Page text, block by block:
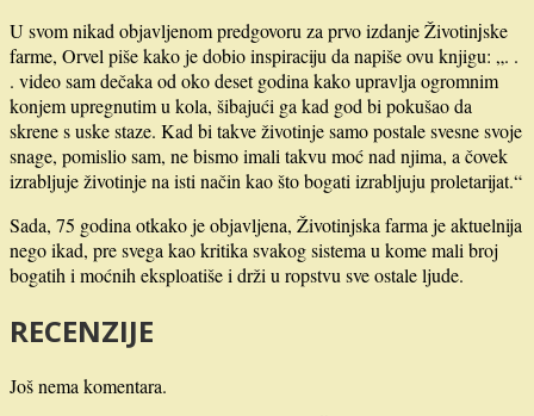
U svom nikad objavljenom predgovoru za prvo izdanje Životinјske
farme, Orvel piše kako je dobio inspiraciju da napiše ovu knjigu: „. .
. video sam dečaka od oko deset godina kako upravlja ogromnim
konjem upregnutim u kola, šibajući ga kad god bi pokušao da
skrene s uske staze. Kad bi takve životinje samo postale svesne svoje
snage, pomislio sam, ne bismo imali takvu moć nad njima, a čovek
izrabljuje životinje na isti način kao što bogati izrabljuju proletarijat.“
Sada, 75 godina otkako je objavljena, Životinjska farma je aktuelnija
nego ikad, pre svega kao kritika svakog sistema u kome mali broj
bogatih i moćnih eksploatiše i drži u ropstvu sve ostale ljude.
RECENZIJE
Još nema komentara.